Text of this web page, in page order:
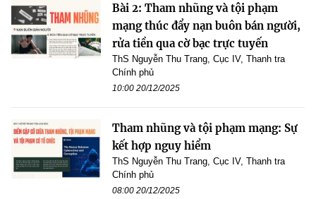
Bài 2: Tham nhũng và tội phạm
mạng thúc đẩy nạn buôn bán người,
rửa tiền qua cờ bạc trực tuyến
ThS Nguyễn Thu Trang, Cục IV, Thanh tra
Chính phủ
10:00 20/12/2025
Tham nhũng và tội phạm mạng: Sự
kết hợp nguy hiểm
ThS Nguyễn Thu Trang, Cục IV, Thanh tra
Chính phủ
08:00 20/12/2025